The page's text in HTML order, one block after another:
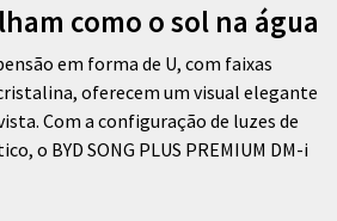
como o sol na água
em forma de U, com faixas
oferecem um visual elegante
Com a configuração de luzes de
o BYD SONG PLUS PREMIUM DM-i